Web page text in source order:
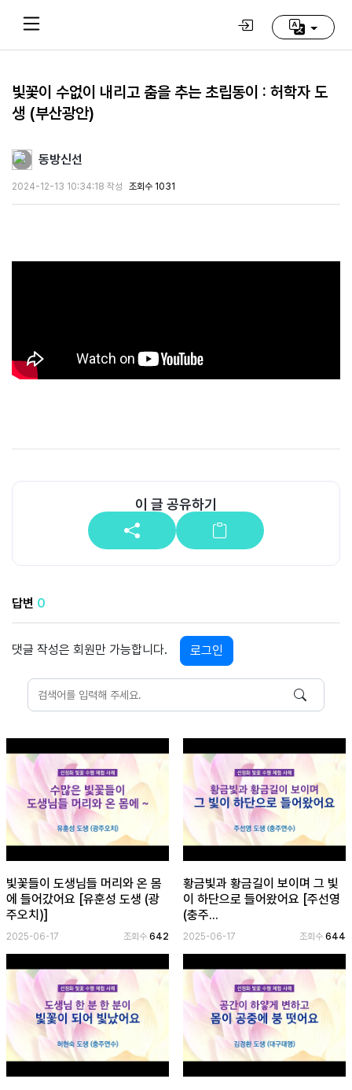
Home
동
방
멤
게
시
판
모
아
보
로
그
인
하
(current)
빛꽃이 수없이 내리고 춤을 추는 초립동이 : 허학자 도
생 (부산광안)
동방신선
2024-12-13 10:34:18 작성 조회수 1031
이 글 공유하기
답변 0
댓글 작성은 회원만 가능합니다. 로그인
빛꽃들이 도생님들 머리와 온 몸
에 들어갔어요 [유훈성 도생 (광
주오치)]
2025-06-17 조회수642
황금빛과 황금길이 보이며 그 빛
이 하단으로 들어왔어요 [주선영
(충주...
2025-06-17 조회수 644